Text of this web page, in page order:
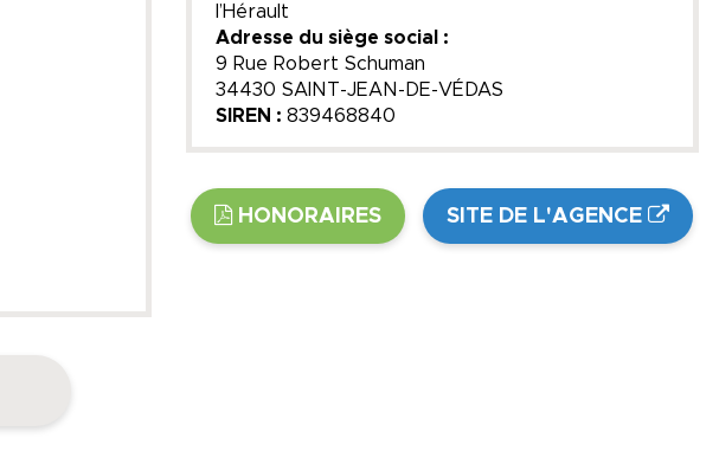
l’Hérault
Adresse du siège social :
9 Rue Robert Schuman
34430 SAINT-JEAN-DE-VÉDAS
SIREN : 839468840
HONORAIRES SITE DE L'AGENCE